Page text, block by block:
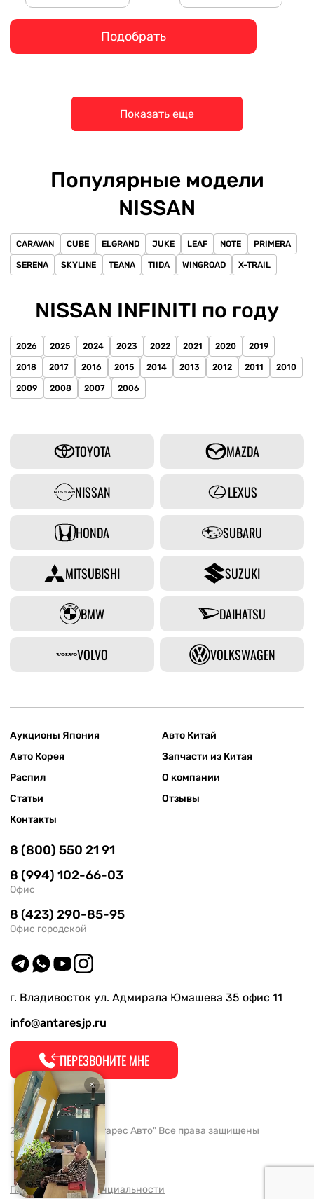
Подобрать
Показать еще
Популярные модели
NISSAN
CARAVAN CUBE ELGRAND JUKE LEAF NOTE PRIMERA
SERENA SKYLINE TEANA TIIDA WINGROAD X-TRAIL
NISSAN INFINITI по году
2026 2025 2024 2023 2022 2021 2020 2019
2018 2017 2016 2015 2014 2013 2012 2011 2010
2009 2008 2007 2006
TOYOTA MAZDA
NISSAN LEXUS
HONDA SUBARU
MITSUBISHI SUZUKI
BMW DAIHATSU
VOLVO VOLKSWAGEN
Аукционы Япония
Авто Китай
Авто Корея
Запчасти из Китая
Распил
О компании
Статьи
Отзывы
Контакты
8 (800) 550 21 91
8 (994) 102-66-03
Офис
8 (423) 290-85-95
Офис городской
г. Владивосток ул. Адмирала Юмашева 35 офис 11
info@antaresjp.ru
ПЕРЕЗВОНИТЕ МНЕ
2008-2026 ООО "Антарес Авто" Все права защищены
ОГРН 1132537005061
Политика конфиденциальности